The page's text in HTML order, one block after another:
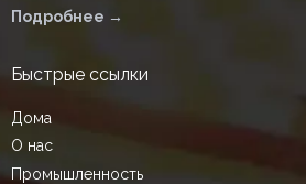
Подробнее →
Быстрые ссылки
Дома
О нас
Промышленность